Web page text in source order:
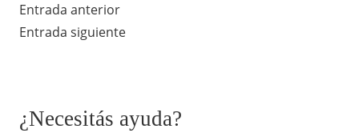
Entrada anterior
Entrada siguiente
¿Necesitás ayuda?